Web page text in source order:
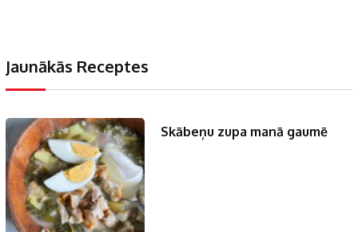
Jaunākās Receptes
Skābeņu zupa manā gaumē